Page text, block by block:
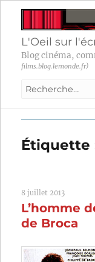
L'Oeil sur
Blog cinéma,
films.blog.lemonde.fr)
Recherche
:
Étiquette
8 juillet 2013
L’homme
de Broca